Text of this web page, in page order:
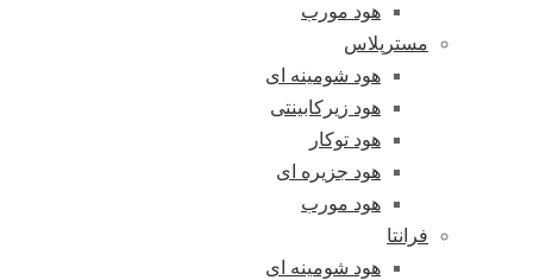
هود مورب
مسترپلاس
هود شومینه ای
هود زیرکابینتی
هود توکار
هود جزیره ای
هود مورب
فرانتا
هود شومینه ای